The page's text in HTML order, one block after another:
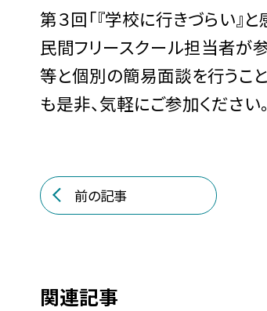
第３回「『学校に行きづらい』
民間フリースクール担当者が
等と個別の簡易面談を行うこ
も是非、気軽にご参加ください。
前の記事
関連記事